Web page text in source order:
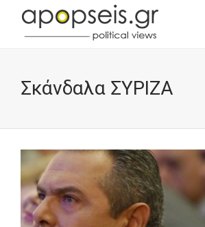
Σκάνδαλα ΣΥΡΙΖΑ